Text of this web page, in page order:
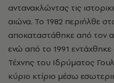
αντανακλώντας τις
αιώνα. Το 1982 περιήλθε
αποκαταστάθηκε από τον
ενώ από το 1991
Τέχνης του Ιδρύματος
κύριο κτίριο μέσω